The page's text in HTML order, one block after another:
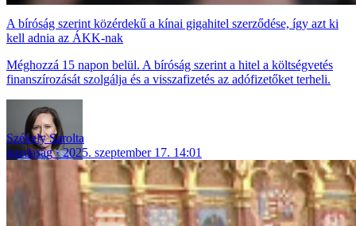
A bíróság szerint közérdekű a kínai gigahitel szerződése, így azt ki
kell adnia az ÁKK-nak
Méghozzá 15 napon belül. A bíróság szerint a hitel a költségvetés
finanszírozását szolgálja és a visszafizetés az adófizetőket terheli.
Székely Sarolta
gazdaság
2025. szeptember 17. 14:01